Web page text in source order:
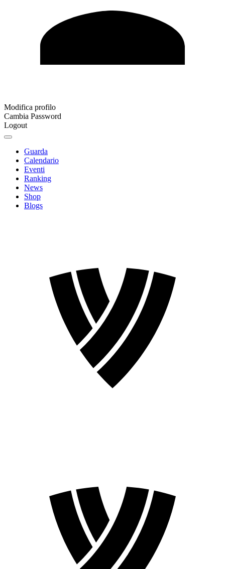
Modifica profilo
Cambia Password
Logout
Guarda
Calendario
Eventi
Ranking
News
Shop
Blogs